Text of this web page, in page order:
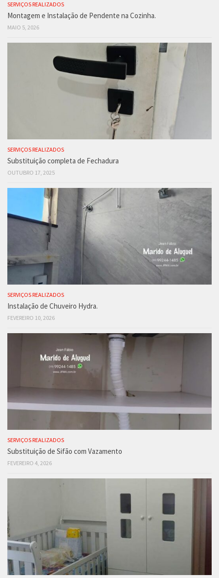
SERVIÇOS REALIZADOS
Montagem e Instalação de Pendente na Cozinha.
MAIO 5, 2026
SERVIÇOS REALIZADOS
Substituição completa de Fechadura
OUTUBRO 17, 2025
SERVIÇOS REALIZADOS
Instalação de Chuveiro Hydra.
FEVEREIRO 10, 2026
SERVIÇOS REALIZADOS
Substituição de Sifão com Vazamento
FEVEREIRO 4, 2026